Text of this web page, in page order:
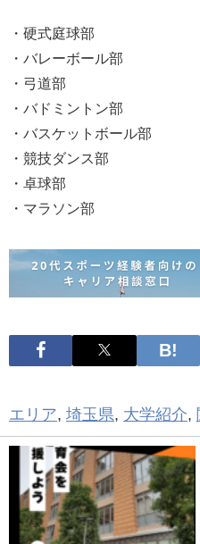
・硬式庭球部
・バレーボール部
・弓道部
・バドミントン部
・バスケットボール部
・競技ダンス部
・卓球部
・マラソン部
エリア 埼玉県 大学紹介